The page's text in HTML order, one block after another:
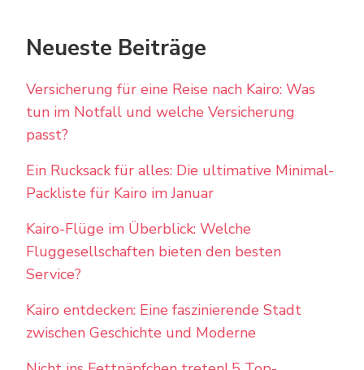
Neueste Beiträge
Versicherung für eine Reise nach Kairo: Was
tun im Notfall und welche Versicherung
passt?
Ein Rucksack für alles: Die ultimative Minimal-
Packliste für Kairo im Januar
Kairo-Flüge im Überblick: Welche
Fluggesellschaften bieten den besten
Service?
Kairo entdecken: Eine faszinierende Stadt
zwischen Geschichte und Moderne